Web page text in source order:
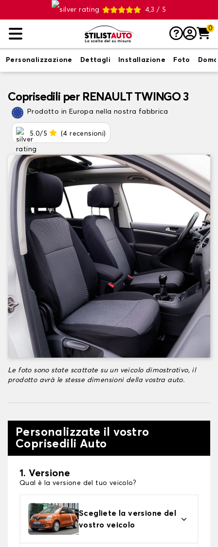
4,3 / 5
0
Personalizzazione Dettagli Installazione Foto
Coprisedili per RENAULT TWINGO 3
Prodotto in Europa nella nostra fabbrica
5.0/5 (4 recensioni)
Le foto sono state scattate su un veicolo dimostrativo, il
prodotto avrà le stesse dimensioni della vostra auto.
Personalizzate il vostro
Coprisedili Auto
1. Versione
Qual è la versione del tuo veicolo?
Scegliete la versione del
vostro veicolo